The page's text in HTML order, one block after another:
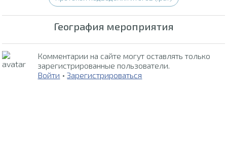
География мероприятия
Комментарии на сайте могут оставлять только
зарегистрированные пользователи.
Войти •Зарегистрироваться